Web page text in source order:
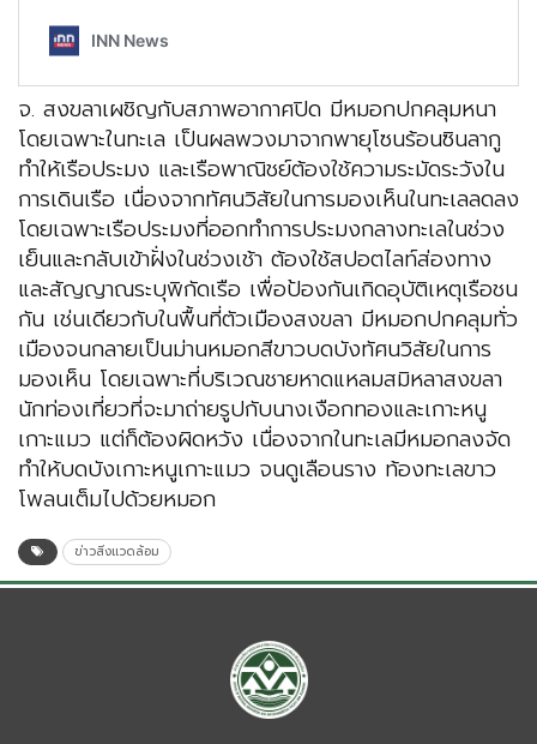
จ. สงขลาเผชิญกับสภาพอากาศปิด มีหมอกปกคลุมหนา
โดยเฉพาะในทะเล เป็นผลพวงมาจากพายุโซนร้อนซินลากู
ทำให้เรือประมง และเรือพาณิชย์ต้องใช้ความระมัดระวังใน
การเดินเรือ เนื่องจากทัศนวิสัยในการมองเห็นในทะเลลดลง
โดยเฉพาะเรือประมงที่ออกทำการประมงกลางทะเลในช่วง
เย็นและกลับเข้าฝั่งในช่วงเช้า ต้องใช้สปอตไลท์ส่องทาง
และสัญญาณระบุพิกัดเรือ เพื่อป้องกันเกิดอุบัติเหตุเรือชน
กัน เช่นเดียวกับในพื้นที่ตัวเมืองสงขลา มีหมอกปกคลุมทั่ว
เมืองจนกลายเป็นม่านหมอกสีขาวบดบังทัศนวิสัยในการ
มองเห็น โดยเฉพาะที่บริเวณชายหาดแหลมสมิหลาสงขลา
นักท่องเที่ยวที่จะมาถ่ายรูปกับนางเงือกทองและเกาะหนู
เกาะแมว แต่ก็ต้องผิดหวัง เนื่องจากในทะเลมีหมอกลงจัด
ทำให้บดบังเกาะหนูเกาะแมว จนดูเลือนราง ท้องทะเลขาว
โพลนเต็มไปด้วยหมอก
ข่าวสิ่งแวดล้อม